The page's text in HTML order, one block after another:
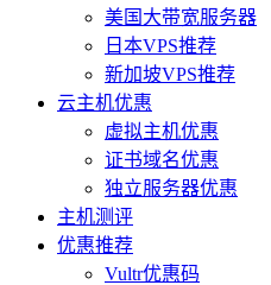
美国大带宽服务器
日本VPS推荐
新加坡VPS推荐
云主机优惠
虚拟主机优惠
证书域名优惠
独立服务器优惠
主机测评
优惠推荐
Vultr优惠码